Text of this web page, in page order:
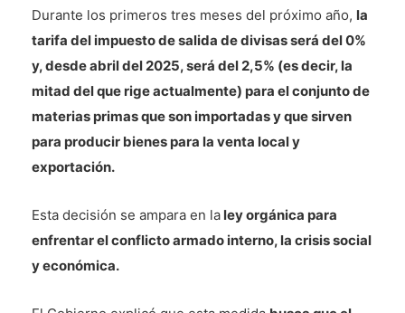
Durante los primeros tres meses del próximo año, la
tarifa del impuesto de salida de divisas será del 0%
y, desde abril del 2025, será del 2,5% (es decir, la
mitad del que rige actualmente) para el conjunto de
materias primas que son importadas y que sirven
para producir bienes para la venta local y
exportación.
Esta decisión se ampara en la ley orgánica para
enfrentar el conflicto armado interno, la crisis social
y económica.